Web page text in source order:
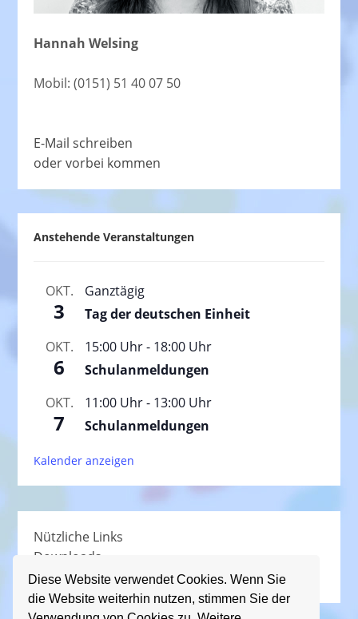
Diese Website verwendet Cookies. Wenn Sie
die Website weiterhin nutzen, stimmen Sie der
Hannah Welsing
Mobil: (0151) 51 40 07 50
E-Mail schreiben
oder vorbei kommen
Anstehende Veranstaltungen
OKT.
3
Ganztägig
Tag der deutschen Einheit
OKT.
6
15:00 Uhr- 18:00 Uhr
Schulanmeldungen
OKT.
7
11:00 Uhr- 13:00 Uhr
Schulanmeldungen
Kalender anzeigen
Nützliche Links
Downloads
Schullied